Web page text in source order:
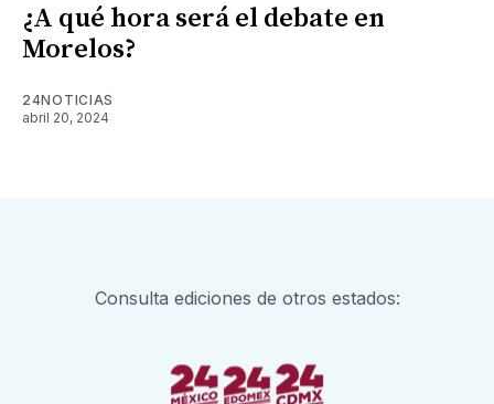
¿A qué hora será el debate en
Morelos?
24NOTICIAS
abril 20, 2024
Consulta ediciones de otros estados: